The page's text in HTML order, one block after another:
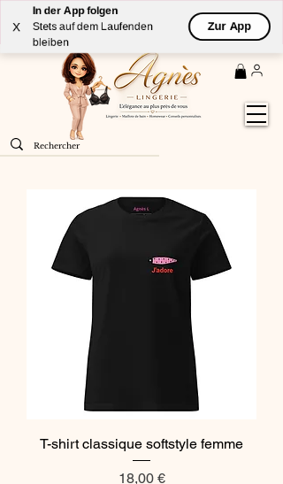
X
In der App folgen
Stets auf dem Laufenden
bleiben
Zur App
LivraisonGRATUITE (à partir de 59€) à domicile par
Colissimo en France métropolitaine
T-shirt classique softstyle femme
Preis
18,00 €